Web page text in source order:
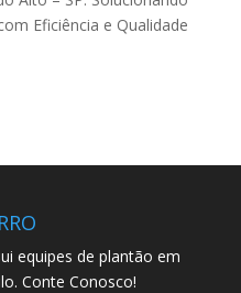
Eficiência e Qualidade
equipes de plantão em
Conte Conosco!